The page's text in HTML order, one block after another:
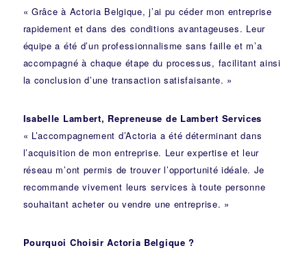
« Grâce à Actoria Belgique, j’ai pu céder mon entreprise
rapidement et dans des conditions avantageuses. Leur
équipe a été d’un professionnalisme sans faille et m’a
accompagné à chaque étape du processus, facilitant ainsi
la conclusion d’une transaction satisfaisante. »
Isabelle Lambert, Repreneuse de Lambert Services
« L’accompagnement d’Actoria a été déterminant dans
l’acquisition de mon entreprise. Leur expertise et leur
réseau m’ont permis de trouver l’opportunité idéale. Je
recommande vivement leurs services à toute personne
souhaitant acheter ou vendre une entreprise. »
Pourquoi Choisir Actoria Belgique ?